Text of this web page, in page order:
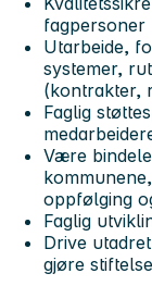
fagpersoner
Utarbeide,
systemer,
(kontrakter,
Faglig
Være
oppfølging
Faglig
Drive
gjøre